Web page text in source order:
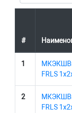
#
1
FRLS
2
FRLS